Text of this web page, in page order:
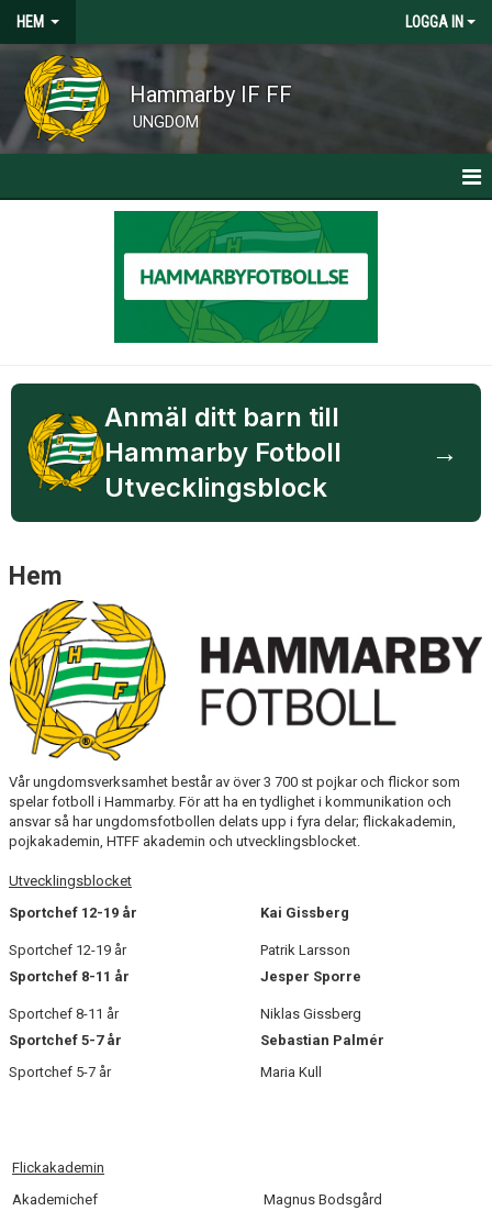
HEM LOGGA IN
Hammarby IF FF
UNGDOM
CAMPER, CLINICS OCH SOMMARFOTBOLLSSKOLA
Anmäl ditt barn till
Hammarby Fotboll
Utvecklingsblock
→
Hem
Vår ungdomsverksamhet består av över 3 700 st pojkar och flickor som
spelar fotboll i Hammarby. För att ha en tydlighet i kommunikation och
ansvar så har ungdomsfotbollen delats upp i fyra delar; flickakademin,
pojkakademin, HTFF akademin och utvecklingsblocket.
Utvecklingsblocket
Sportchef 12-19 år
Kai Gissberg
Sportchef 12-19 år
Patrik Larsson
Sportchef 8-11 år
Jesper Sporre
Sportchef 8-11 år
Niklas Gissberg
Sportchef 5-7 år
Sebastian Palmér
Sportchef 5-7 år
Maria Kull
Flickakademin
Akademichef
Magnus Bodsgård